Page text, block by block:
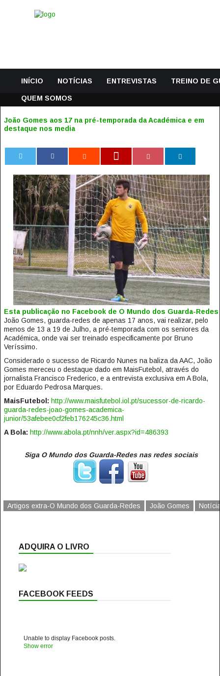
INÍCIO NOTÍCIAS ENTREVISTAS TREINO DE
QUEM SOMOS
João Gomes aos 17 na pré-temporada da Académica e em
destaque nos media
0
Esta publicação no Facebook de O Mundo dos Guarda-Redes
João Gomes, guarda-redes de apenas 17 anos, vai realizar, pelo
menos de 13 a 19 de Julho, a pré-temporada com os seniores da
Académica, onde vai ser treinado especificamente por Bruno
Veríssimo.
Considerado o sucesso de Ricardo Nunes na baliza da AAC, João
Gomes mereceu o destaque dado em MaisFutebol, através do
jornalista Francisco Frederico, e a entrevista exclusiva em A Bola,
por Eduardo Pedrosa Marques.
MaisFutebol: http://www.maisfutebol.iol.pt/sucessor-de-ricardo-
guarda-redes-joao-gomes-academica-
junior/53afebee0cf2feb176245c36.html
A Bola: http://www.abola.pt/nnh/ver.aspx?id=486393
Siga O Mundo dos Guarda-Redes nas redes sociais
Artigos extra-O Mundo dos Guarda-Redes João Gomes
ADQUIRA O LIVRO
FACEBOOK FEEDS
Unable to display Facebook posts.
Show error